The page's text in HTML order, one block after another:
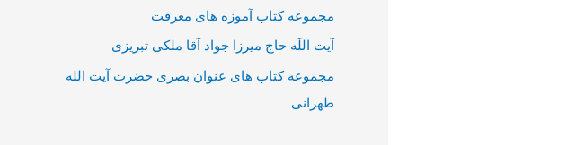
مجموعه کتاب آموزه های معرفت
آیت اللَه حاج میرزا جواد آقا ملکی تبریزی
مجموعه کتاب های عنوان بصری حضرت آیت الله
طهرانی